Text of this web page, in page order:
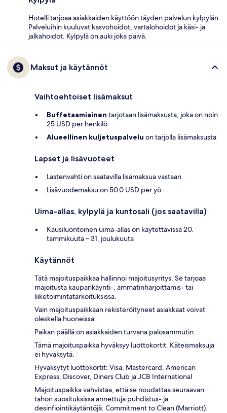
Hotelli tarjoaa asiakkaiden käyttöön täyden palvelun kylpylän.
Palveluihin kuuluvat kasvohoidot, vartalohoidot ja käsi- ja
jalkahoidot. Kylpylä on auki joka päivä.
Maksut ja käytännöt
Vaihtoehtoiset lisämaksut
Buffetaamiainen tarjotaan lisämaksusta, joka on noin
25 USD per henkilö
Alueellinen kuljetuspalvelu on tarjolla lisämaksusta
Lapset ja lisävuoteet
Lastenvahti on saatavilla lisämaksua vastaan
Lisävuodemaksu on 50.0 USD per yö
Uima-allas, kylpylä ja kuntosali (jos saatavilla)
Kausiluontoinen uima-allas on käytettävissä 20.
tammikuuta – 31. joulukuuta
Käytännöt
Tätä majoituspaikkaa hallinnoi majoitusyritys. Se tarjoaa
majoitusta kaupankäynti-, ammatinharjoittamis- tai
liiketoimintatarkoituksissa.
Vain majoituspaikkaan rekisteröityneet asiakkaat voivat
oleskella huoneissa.
Paikan päällä on asiakkaiden turvana palosammutin.
Tämä majoituspaikka hyväksyy luottokortit. Käteismaksuja
ei hyväksytä.
Hyväksytyt luottokortit: Visa, Mastercard, American
Express, Discover, Diners Club ja JCB International
Majoituspaikka vahvistaa, että se noudattaa seuraavan
tahon suosituksissa annettuja puhdistus- ja
desinfiointikäytäntöjä: Commitment to Clean (Marriott).